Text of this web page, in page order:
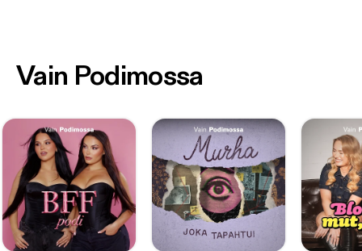
Vain Podimossa